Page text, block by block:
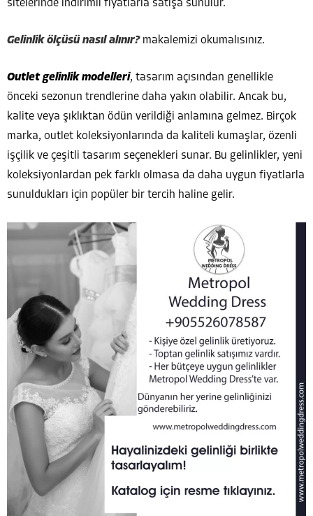
sitelerinde indirimli fiyatlarla satışa sunulur.
Gelinlik ölçüsü nasıl alınır?makalemizi okumalısınız.
Outlet gelinlik modelleri, tasarım açısından genellikle
önceki sezonun trendlerine daha yakın olabilir. Ancak bu,
kalite veya şıklıktan ödün verildiği anlamına gelmez. Birçok
marka, outlet koleksiyonlarında da kaliteli kumaşlar, özenli
işçilik ve çeşitli tasarım seçenekleri sunar. Bu gelinlikler, yeni
koleksiyonlardan pek farklı olmasa da daha uygun fiyatlarla
sunuldukları için popüler bir tercih haline gelir.